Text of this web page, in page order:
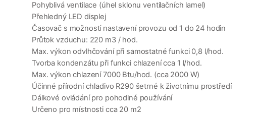
Pohyblivá ventilace (úhel sklonu ventilačních lamel)
Přehledný LED displej
Časovač s možností nastavení provozu od 1 do 24 hodin
Průtok vzduchu: 220 m3 / hod.
Max. výkon odvlhčování při samostatné funkci 0,8 l/hod.
Tvorba kondenzátu při funkci chlazení cca 1 l/hod.
Max. výkon chlazení 7000 Btu/hod. (cca 2000 W)
Účinné přírodní chladivo R290 šetrné k životnímu prostředí
Dálkové ovládání pro pohodlné používání
Určeno pro místnosti cca 20 m2